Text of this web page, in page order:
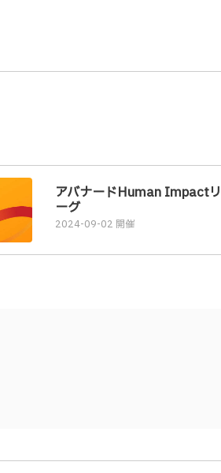
アバナードHuman Impactリ
ーグ
2024-09-02 開催